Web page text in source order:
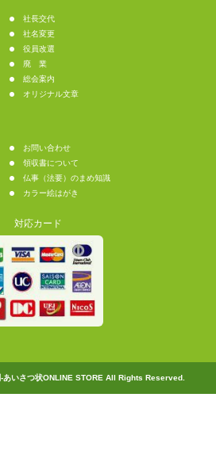
社長交代
社名変更
役員改選
廃 業
総会案内
オリジナル文章
お問い合わせ
領収書について
仏事（法要）のまめ知識
カラー絵はがき
対応カード
いさつ状ONLINE STORE All Rights Reserved.